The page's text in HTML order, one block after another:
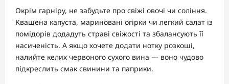
Окрім гарніру, не забудьте про свіжі овочі чи соління.
Квашена капуста, мариновані огірки чи легкий салат із
помідорів додадуть страві свіжості та збалансують її
насиченість. А якщо хочете додати нотку розкоші,
налийте келих червоного сухого вина — воно чудово
підкреслить смак свинини та паприки.